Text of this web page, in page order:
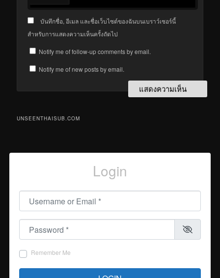
บันทึกชื่อ, อีเมล และชื่อเว็บไซต์ของฉันบนเบราว์เซอร์นี้
สำหรับการแสดงความเห็นครั้งถัดไป
Notify me of follow-up comments by email.
Notify me of new posts by email.
UNSEENTHAISUB.COM
Login
Username or Email
Password
Remember Me